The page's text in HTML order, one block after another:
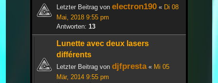
Letzter Beitrag von electron190 « Di 08
Mai, 2018 9:55 pm
Antworten: 13
Lunette avec deux lasers
différents
Letzter Beitrag von djfpresta« Mi 05
Mär, 2014 9:55 pm